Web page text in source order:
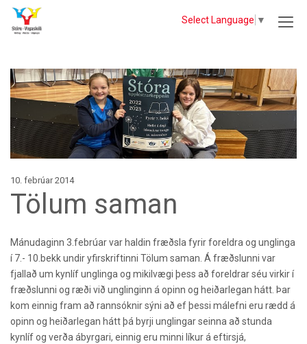
Select Language ▼
10. febrúar 2014
Tölum saman
Mánudaginn 3.febrúar var haldin fræðsla fyrir foreldra og unglinga
í 7.- 10.bekk undir yfirskriftinni Tölum saman. Á fræðslunni var
fjallað um kynlíf unglinga og mikilvægi þess að foreldrar séu virkir í
fræðslunni og ræði við unglinginn á opinn og heiðarlegan hátt. Þar
kom einnig fram að rannsóknir sýni að ef þessi málefni eru rædd á
opinn og heiðarlegan hátt þá byrji unglingar seinna að stunda
kynlíf og verða ábyrgari, einnig eru minni líkur á eftirsjá,